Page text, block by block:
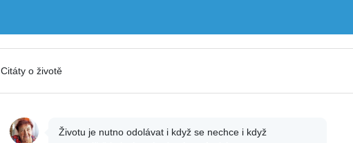
Citáty o životě
Životu je nutno odolávat i když se nechce i když